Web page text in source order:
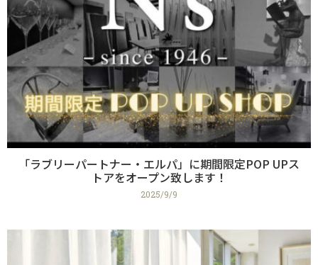
「ラブリーパートナー・エルパ」に期間限定POP UPス
トアをオープン致します！
2025/9/9